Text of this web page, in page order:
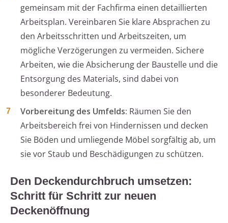
gemeinsam mit der Fachfirma einen detaillierten
Arbeitsplan. Vereinbaren Sie klare Absprachen zu
den Arbeitsschritten und Arbeitszeiten, um
mögliche Verzögerungen zu vermeiden. Sichere
Arbeiten, wie die Absicherung der Baustelle und die
Entsorgung des Materials, sind dabei von
besonderer Bedeutung.
Vorbereitung des Umfelds: Räumen Sie den
Arbeitsbereich frei von Hindernissen und decken
Sie Böden und umliegende Möbel sorgfältig ab, um
sie vor Staub und Beschädigungen zu schützen.
Den Deckendurchbruch umsetzen:
Schritt für Schritt zur neuen
Deckenöffnung